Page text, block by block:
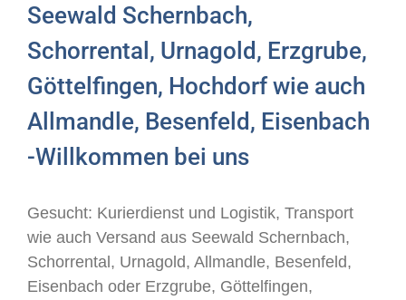
Seewald Schernbach,
Schorrental, Urnagold, Erzgrube,
Göttelfingen, Hochdorf wie auch
Allmandle, Besenfeld, Eisenbach
-Willkommen bei uns
Gesucht: Kurierdienst und Logistik, Transport
wie auch Versand aus Seewald Schernbach,
Schorrental, Urnagold, Allmandle, Besenfeld,
Eisenbach oder Erzgrube, Göttelfingen,